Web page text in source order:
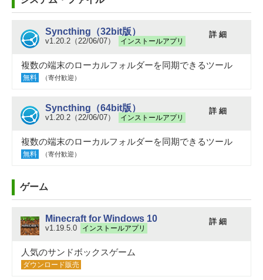
Syncthing（32bit版）
v1.20.2（22/06/07） インストールアプリ
詳 細
複数の端末のローカルフォルダーを同期できるツール
無料 （寄付歓迎）
Syncthing（64bit版）
v1.20.2（22/06/07） インストールアプリ
詳 細
複数の端末のローカルフォルダーを同期できるツール
無料 （寄付歓迎）
ゲーム
Minecraft for Windows 10
v1.19.5.0 インストールアプリ
詳 細
人気のサンドボックスゲーム
ダウンロード販売